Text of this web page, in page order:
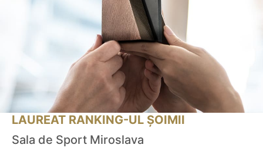
LAUREAT RANKING-UL ȘOIMII
Sala de Sport Miroslava